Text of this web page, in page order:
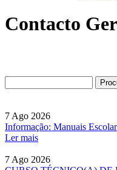
Contacto
7 Ago 2026
Informação: Manuais
Ler mais
7 Ago 2026